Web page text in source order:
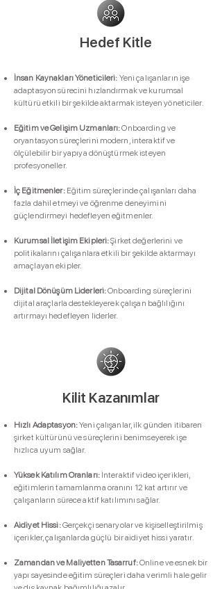
Hedef Kitle
İnsan Kaynakları Yöneticileri: Yeni çalışanların işe
adaptasyon sürecini hızlandırmak ve kurumsal
kültürü etkili bir şekilde aktarmak isteyen yöneticiler.
Eğitim ve Gelişim Uzmanları:Onboarding ve
oryantasyon süreçlerini modern, interaktif ve
ölçülebilir bir yapıya dönüştürmek isteyen
profesyoneller.
İç Eğitmenler:Eğitim süreçlerinde çalışanları daha
fazla dahil etmeyi ve öğrenme deneyimini
güçlendirmeyi hedefleyen eğitmenler.
Kurumsal İletişim Ekipleri:Şirket değerlerini ve
politikalarını çalışanlara etkili bir şekilde aktarmayı
amaçlayan ekipler.
Dijital Dönüşüm Liderleri:Onboarding süreçlerini
dijital araçlarla destekleyerek çalışan bağlılığını
artırmayı hedefleyen liderler.
Kilit Kazanımlar
Hızlı Adaptasyon:Yeni çalışanlar, ilk günden itibaren
şirket kültürünü ve süreçlerini benimseyerek işe
hızlıca uyum sağlar.
Yüksek Katılım Oranları:İnteraktif video içerikleri,
eğitimlerin tamamlanma oranını 12 kat artırır ve
çalışanların sürece aktif katılımını sağlar.
Aidiyet Hissi:Gerçekçi senaryolar ve kişiselleştirilmiş
içerikler, çalışanlarda güçlü bir aidiyet hissi yaratır.
Zamandan ve Maliyetten Tasarruf:Online ve esnek bir
yapı sayesinde eğitim süreçleri daha verimli hale gelir